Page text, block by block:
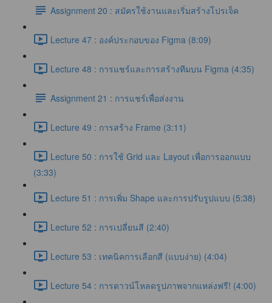
Assignment 20 : สมัครใช้งานและเริ่มสร้างโปรเจ็ค
Lecture 47 : องค์ประกอบของ Figma (8:09)
Lecture 48 : การแชร์และการสร้างทีมบน Figma (4:35)
Assignment 21 : การแชร์เพื่อส่งงาน
Lecture 49 : การสร้าง Frame (3:11)
Lecture 50 : การใช้ Grid และ Layout เพื่อการออกแบบ
(3:33)
Lecture 51 : การเพิ่ม Shape และการปรับรูปแบบ (5:38)
Lecture 52 : การเปลี่ยนสี (2:40)
Lecture 53 : เทคนิคการเลือกสี (แบบง่าย) (4:04)
Lecture 54 : การดาวน์โหลดรูปภาพจากแหล่งฟรี! (4:00)